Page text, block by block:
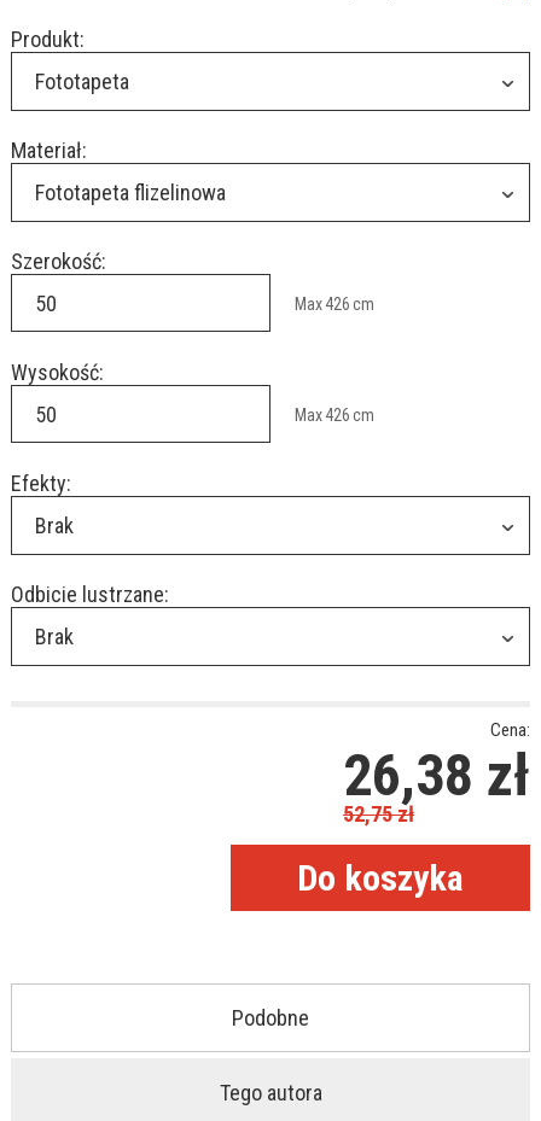
Produkt:
Fototapeta
Materiał:
Fototapeta flizelinowa
Szerokość:
Max426cm
Wysokość:
Max426cm
Efekty:
Brak
Odbicie lustrzane:
Brak
Cena:
26,38 zł
52,75zł
Podobne
Tego autora